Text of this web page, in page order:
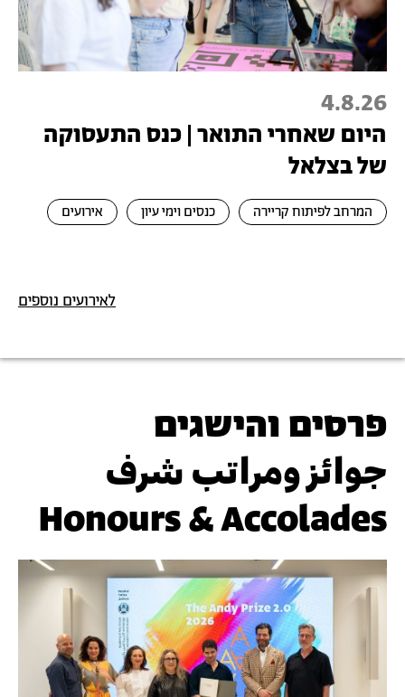
4.8.26
היום שאחרי התואר | כנס התעסוקה
של בצלאל
המרחב לפיתוח קריירה כנסים וימי עיון אירועים
לאירועים נוספים
פרסים והישגים
جوائز ومراتب شرف
Honours & Accolades